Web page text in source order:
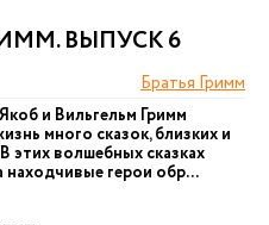
ВЫПУСК 6
Братья Гримм
и Вильгельм Гримм
много сказок, близких и
этих волшебных сказках
находчивые герои обр...